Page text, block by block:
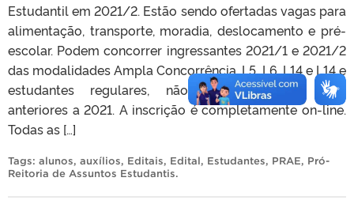
Estudantil em 2021/2. Estão sendo ofertadas vagas para
alimentação, transporte, moradia, deslocamento e pré-
escolar. Podem concorrer ingressantes 2021/1 e 2021/2
das modalidades Ampla Concorrência, L5, L6, L14 e L14 e
estudantes regulares, não-ingressantes, de anos
anteriores a 2021. A inscrição é completamente on-line.
Todas as […]
Tags: alunos, auxílios, Editais, Edital, Estudantes, PRAE, Pró-
Reitoria de Assuntos Estudantis.